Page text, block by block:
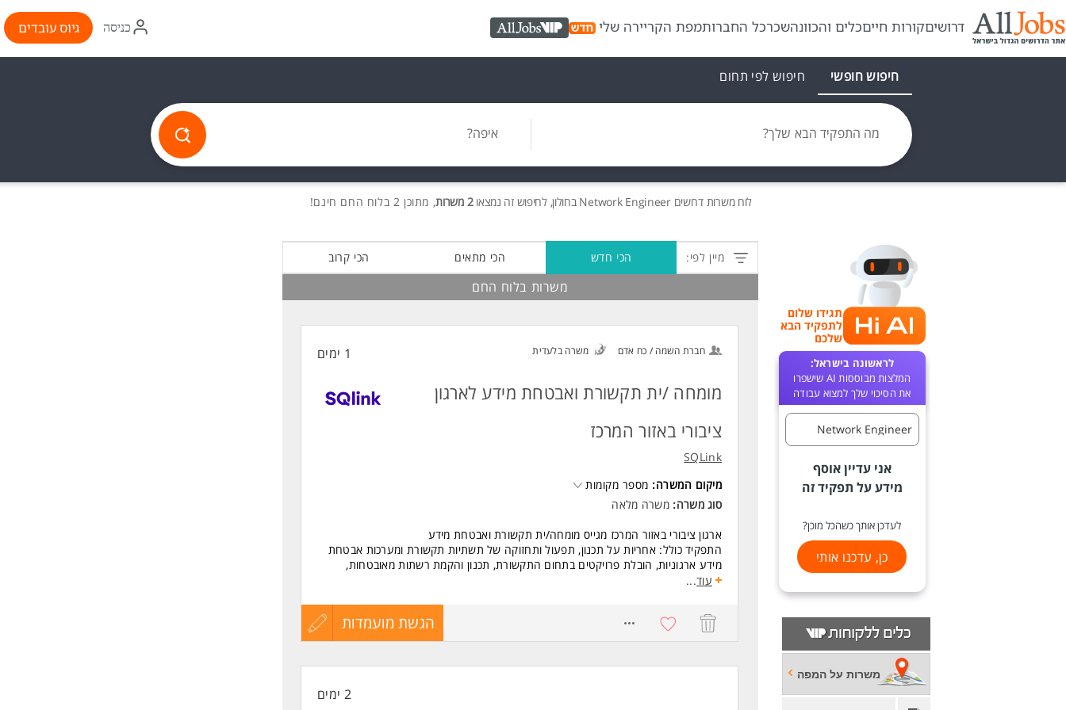
דרושיםקורות חייםכלים והכוונהשכרכל החברותמפת הקריירה שלי AllJobs VIP
איקון
התחברות
כניסה גיוס עובדים
חיפוש חופשי חיפוש לפי תחום
מה התפקיד הבא שלך? איפה?
לוח משרותדרושים Network Engineer בחולון, לחיפוש זה נמצאו 2 משרות , מתוכן 2 בלוח החם חינם!
תגידו שלום
לתפקיד הבא
שלכם
לראשונה בישראל:
המלצות מבוססות AI שישפרו
את הסיכוי שלך למצוא עבודה
Network Engineer
אני עדיין אוסף
מידע על תפקיד זה
לעדכן אותך כשהכל מוכן?
כן, עדכנו אותי
משרות על המפה
מיין לפי: הכי חדש הכי מתאים הכי קרוב
משרות בלוח החם
חברת השמה / כח אדם משרה בלעדית 1 ימים
מומחה /ית תקשורת ואבטחת מידע לארגון
ציבורי באזור המרכז
SQLink
מיקום המשרה: מספר מקומות
סוג משרה: משרה מלאה
ארגון ציבורי באזור המרכז מגייס מומחה/ית תקשורת ואבטחת מידע
התפקיד כולל: אחריות על תכנון, תפעול ותחזוקה של תשתיות תקשורת ומערכות אבטחת
מידע ארגוניות, הובלת פרויקטים בתחום התקשורת, תכנון והקמת רשתות מאובטחות,
התקנת ציוד תקשורת, ניטור ואבחון תקלות, אכיפת מדיניות אבטחת מידע ומתן מענה
דרישות:
- ניסיון מעשי בתכנון, התקנה, תחזוקה וניהול רשתות תקשורת, כולל פרוטוקולים BGP,
עוד...
הגשת מועמדות
עדכון
2 ימים